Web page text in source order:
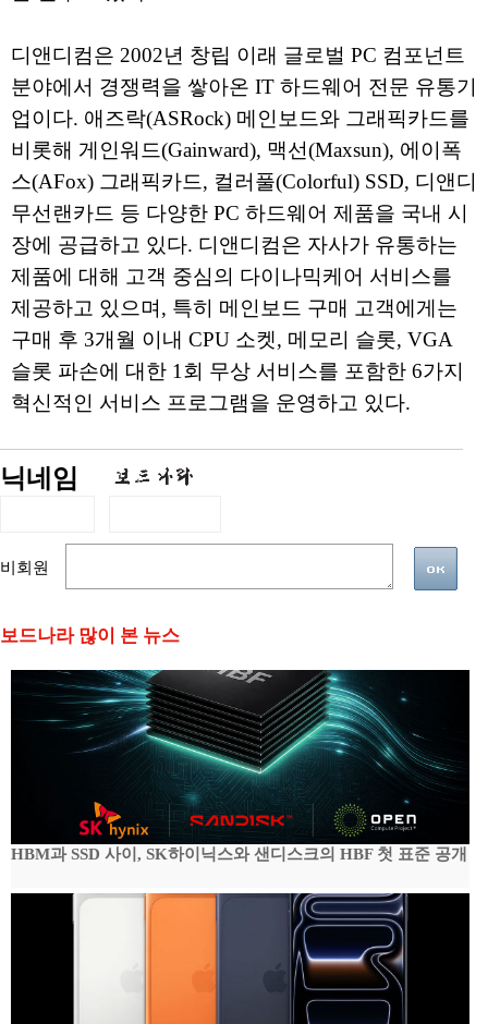
디앤디컴은 2002년 창립 이래 글로벌 PC 컴포넌트
분야에서 경쟁력을 쌓아온 IT 하드웨어 전문 유통기
업이다. 애즈락(ASRock) 메인보드와 그래픽카드를
비롯해 게인워드(Gainward), 맥선(Maxsun), 에이폭
스(AFox) 그래픽카드, 컬러풀(Colorful) SSD, 디앤디
무선랜카드 등 다양한 PC 하드웨어 제품을 국내 시
장에 공급하고 있다. 디앤디컴은 자사가 유통하는
제품에 대해 고객 중심의 다이나믹케어 서비스를
제공하고 있으며, 특히 메인보드 구매 고객에게는
구매 후 3개월 이내 CPU 소켓, 메모리 슬롯, VGA
슬롯 파손에 대한 1회 무상 서비스를 포함한 6가지
혁신적인 서비스 프로그램을 운영하고 있다.
닉네임
비회원
보드나라 많이 본 뉴스
HBM과 SSD 사이, SK하이닉스와 샌디스크의 HBF 첫 표준 공개